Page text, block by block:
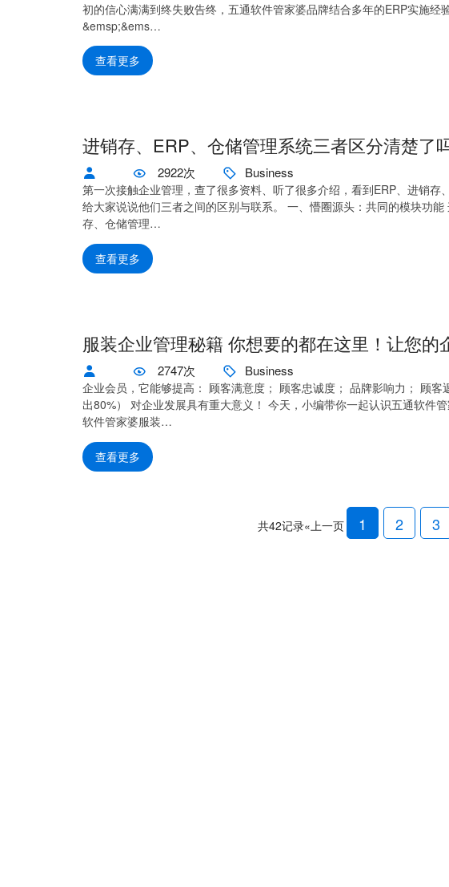
初的信心满满到终失败告终，五通软件管家婆品牌结合多年的ERP实施经
&emsp;&ems…
查看更多
进销存、ERP、仓储管理系统三者区分清楚了
2922次 Business
第一次接触企业管理，查了很多资料、听了很多介绍，看到ERP、进销
给大家说说他们三者之间的区别与联系。 一、懵圈源头：共同的模块功
存、仓储管理…
查看更多
服装企业管理秘籍 你想要的都在这里！让您的
2747次 Business
企业会员，它能够提高： 顾客满意度； 顾客忠诚度； 品牌影响力； 顾
出80%） 对企业发展具有重大意义！ 今天，小编带你一起认识五通软件
软件管家婆服装…
查看更多
共42记录«上一页 1 2 3